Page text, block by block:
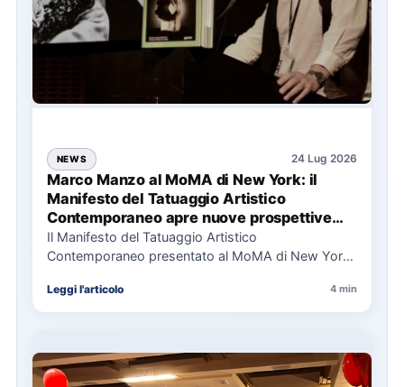
NEWS 24 Lug 2026
Marco Manzo al MoMA di New York: il
Manifesto del Tatuaggio Artistico
Contemporaneo apre nuove prospettive
per il collezionismo
Il Manifesto del Tatuaggio Artistico
Contemporaneo presentato al MoMA di New York
Leggi l'articolo 4 min